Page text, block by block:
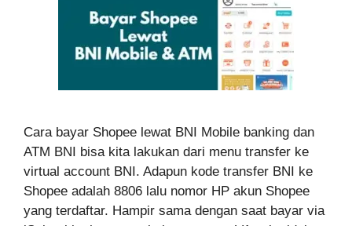
Cara bayar Shopee lewat BNI Mobile banking dan
ATM BNI bisa kita lakukan dari menu transfer ke
virtual account BNI. Adapun kode transfer BNI ke
Shopee adalah 8806 lalu nomor HP akun Shopee
yang terdaftar. Hampir sama dengan saat bayar via